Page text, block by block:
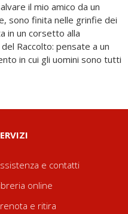
il mio amico da un
sono finita nelle grinfie dei
in un corsetto alla
Raccolto: pensate a un
in cui gli uomini sono tutti
dei vampiri e il
a tal punto da
tocco è davvero ciò
e contatti
online
e ritira